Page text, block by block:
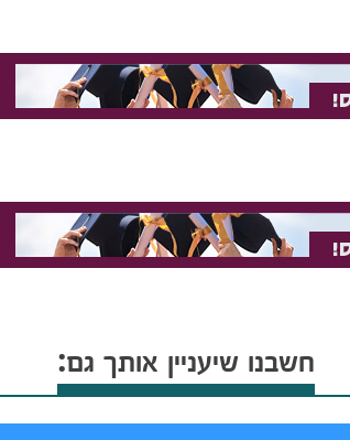
חשבנו שיעניין אותך גם: